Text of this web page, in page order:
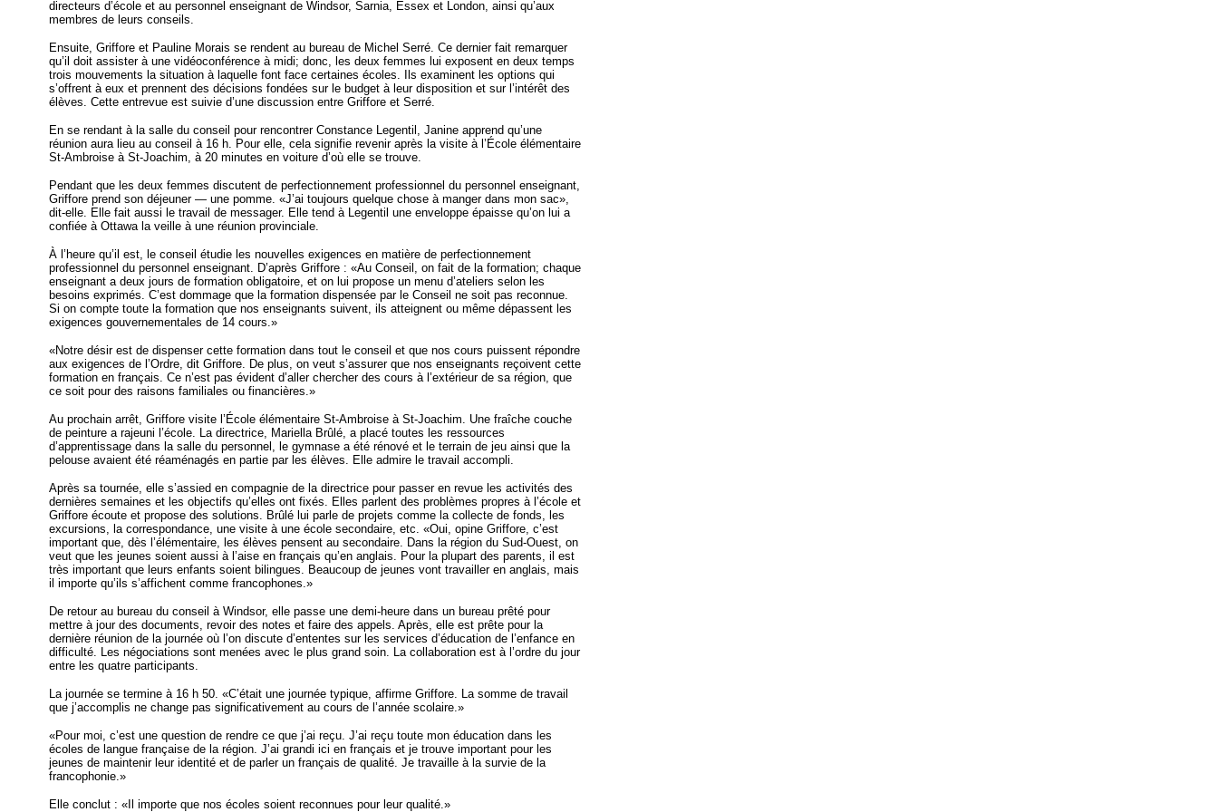
directeurs d’école et au personnel enseignant de Windsor, Sarnia, Essex et London, ainsi qu’aux
membres de leurs conseils.
Ensuite, Griffore et Pauline Morais se rendent au bureau de Michel Serré. Ce dernier fait remarquer
qu’il doit assister à une vidéoconférence à midi; donc, les deux femmes lui exposent en deux temps
trois mouvements la situation à laquelle font face certaines écoles. Ils examinent les options qui
s’offrent à eux et prennent des décisions fondées sur le budget à leur disposition et sur l’intérêt des
élèves. Cette entrevue est suivie d’une discussion entre Griffore et Serré.
En se rendant à la salle du conseil pour rencontrer Constance Legentil, Janine apprend qu’une
réunion aura lieu au conseil à 16 h. Pour elle, cela signifie revenir après la visite à l’École élémentaire
St-Ambroise à St-Joachim, à 20 minutes en voiture d’où elle se trouve.
Pendant que les deux femmes discutent de perfectionnement professionnel du personnel enseignant,
Griffore prend son déjeuner — une pomme. «J’ai toujours quelque chose à manger dans mon sac»,
dit-elle. Elle fait aussi le travail de messager. Elle tend à Legentil une enveloppe épaisse qu’on lui a
confiée à Ottawa la veille à une réunion provinciale.
À l’heure qu’il est, le conseil étudie les nouvelles exigences en matière de perfectionnement
professionnel du personnel enseignant. D’après Griffore : «Au Conseil, on fait de la formation; chaque
enseignant a deux jours de formation obligatoire, et on lui propose un menu d’ateliers selon les
besoins exprimés. C’est dommage que la formation dispensée par le Conseil ne soit pas reconnue.
Si on compte toute la formation que nos enseignants suivent, ils atteignent ou même dépassent les
exigences gouvernementales de 14 cours.»
«Notre désir est de dispenser cette formation dans tout le conseil et que nos cours puissent répondre
aux exigences de l’Ordre, dit Griffore. De plus, on veut s’assurer que nos enseignants reçoivent cette
formation en français. Ce n’est pas évident d’aller chercher des cours à l’extérieur de sa région, que
ce soit pour des raisons familiales ou financières.»
Au prochain arrêt, Griffore visite l’École élémentaire St-Ambroise à St-Joachim. Une fraîche couche
de peinture a rajeuni l’école. La directrice, Mariella Brûlé, a placé toutes les ressources
d’apprentissage dans la salle du personnel, le gymnase a été rénové et le terrain de jeu ainsi que la
pelouse avaient été réaménagés en partie par les élèves. Elle admire le travail accompli.
Après sa tournée, elle s’assied en compagnie de la directrice pour passer en revue les activités des
dernières semaines et les objectifs qu’elles ont fixés. Elles parlent des problèmes propres à l’école et
Griffore écoute et propose des solutions. Brûlé lui parle de projets comme la collecte de fonds, les
excursions, la correspondance, une visite à une école secondaire, etc. «Oui, opine Griffore, c’est
important que, dès l’élémentaire, les élèves pensent au secondaire. Dans la région du Sud-Ouest, on
veut que les jeunes soient aussi à l’aise en français qu’en anglais. Pour la plupart des parents, il est
très important que leurs enfants soient bilingues. Beaucoup de jeunes vont travailler en anglais, mais
il importe qu’ils s’affichent comme francophones.»
De retour au bureau du conseil à Windsor, elle passe une demi-heure dans un bureau prêté pour
mettre à jour des documents, revoir des notes et faire des appels. Après, elle est prête pour la
dernière réunion de la journée où l’on discute d’ententes sur les services d’éducation de l’enfance en
difficulté. Les négociations sont menées avec le plus grand soin. La collaboration est à l’ordre du jour
entre les quatre participants.
La journée se termine à 16 h 50. «C’était une journée typique, affirme Griffore. La somme de travail
que j’accomplis ne change pas significativement au cours de l’année scolaire.»
«Pour moi, c’est une question de rendre ce que j’ai reçu. J’ai reçu toute mon éducation dans les
écoles de langue française de la région. J’ai grandi ici en français et je trouve important pour les
jeunes de maintenir leur identité et de parler un français de qualité. Je travaille à la survie de la
francophonie.»
Elle conclut : «Il importe que nos écoles soient reconnues pour leur qualité.»